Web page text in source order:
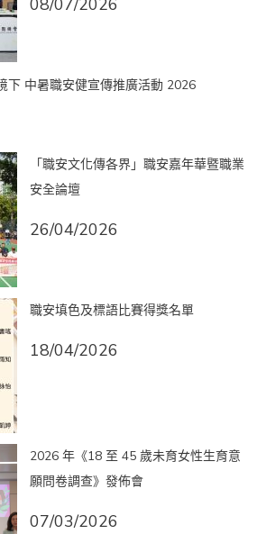
08/07/2026
下 中暑職安健宣傳推廣活動 2026
「職安文化傳各界」職安嘉年華暨職業
安全論壇
26/04/2026
職安填色及標語比賽得獎名單
18/04/2026
2026 年《18 至 45 歲未育女性生育意
願問卷調查》發佈會
07/03/2026